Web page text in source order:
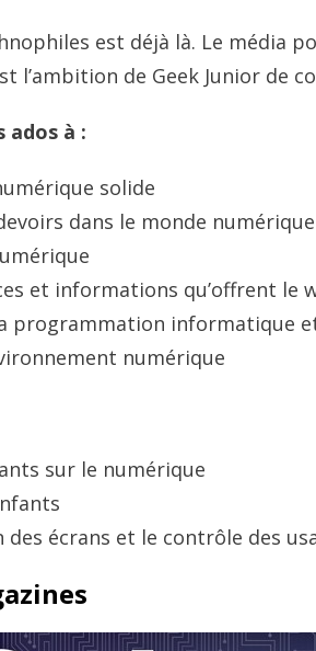
est déjà là. Le média
l’ambition de Geek Junior de
ados à :
solide
dans le monde numérique
et informations qu’offrent le
programmation informatique
numérique
sur le numérique
écrans et le contrôle des